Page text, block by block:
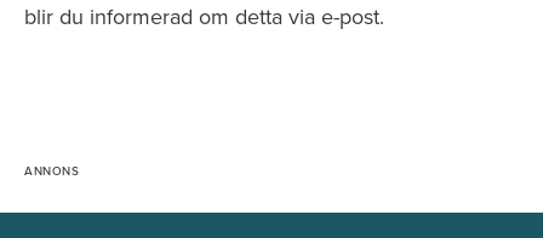
blir du informerad om detta via e-post.